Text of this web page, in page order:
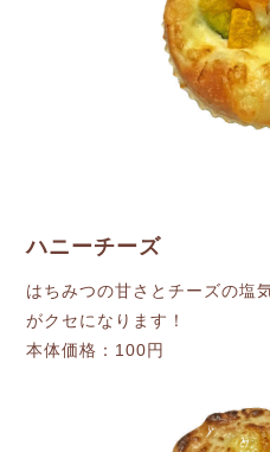
ハニーチーズ
はちみつの甘さとチーズの塩
がクセになります！
本体価格：100円